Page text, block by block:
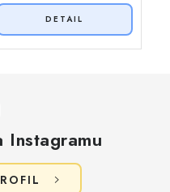
Instagramu